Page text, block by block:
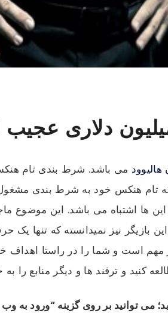
دلاری عجیب
هالیوود می باشد. شرط بندی تام
که تام هنکس خود به شرط بندی
ها اشتباه می باشد. این موضوع
نیز نمیدانسته که تنها یک
مهم است و شما را در راستا
و ترفند ها و دیگر منابع را به
توانید بر روی گزینه “ورود به وب